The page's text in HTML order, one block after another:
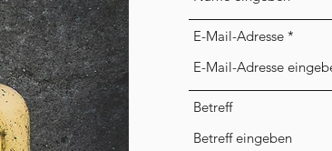
E-Mail-Adresse
Betreff